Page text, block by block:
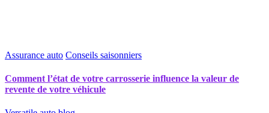
Assurance auto Conseils saisonniers
Comment l’état de votre carrosserie influence la valeur de
revente de votre véhicule